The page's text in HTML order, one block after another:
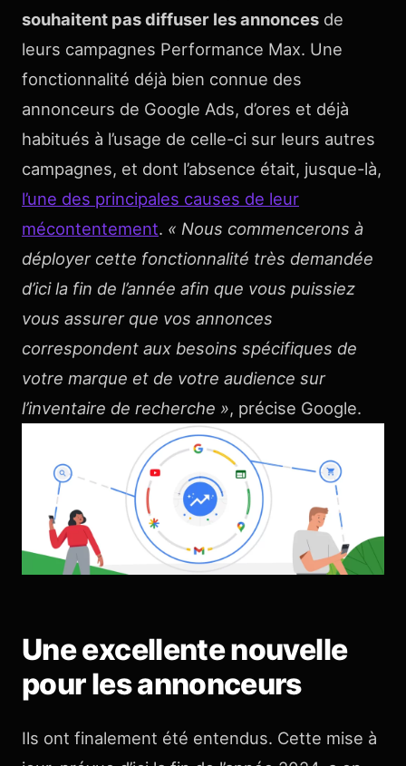
souhaitent pas diffuser les annonces de
leurs campagnes Performance Max. Une
fonctionnalité déjà bien connue des
annonceurs de Google Ads, d’ores et déjà
habitués à l’usage de celle-ci sur leurs autres
campagnes, et dont l’absence était, jusque-là,
l’une des principales causes de leur
mécontentement. « Nous commencerons à
déployer cette fonctionnalité très demandée
d’ici la fin de l’année afin que vous puissiez
vous assurer que vos annonces
correspondent aux besoins spécifiques de
votre marque et de votre audience sur
l’inventaire de recherche », précise Google.
Une excellente nouvelle
pour les annonceurs
Ils ont finalement été entendus. Cette mise à